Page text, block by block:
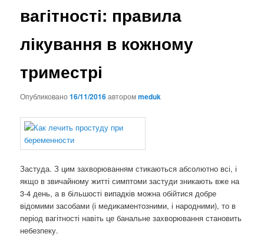
вагітності: правила
лікування в кожному
триместрі
Опубликовано16/11/2016авторомmeduk
Застуда. З цим захворюванням стикаються абсолютно всі, і
якщо в звичайному житті симптоми застуди зникають вже на
3-4 день, а в більшості випадків можна обійтися добре
відомими засобами (і медикаментозними, і народними), то в
період вагітності навіть це банальне захворювання становить
небезпеку.